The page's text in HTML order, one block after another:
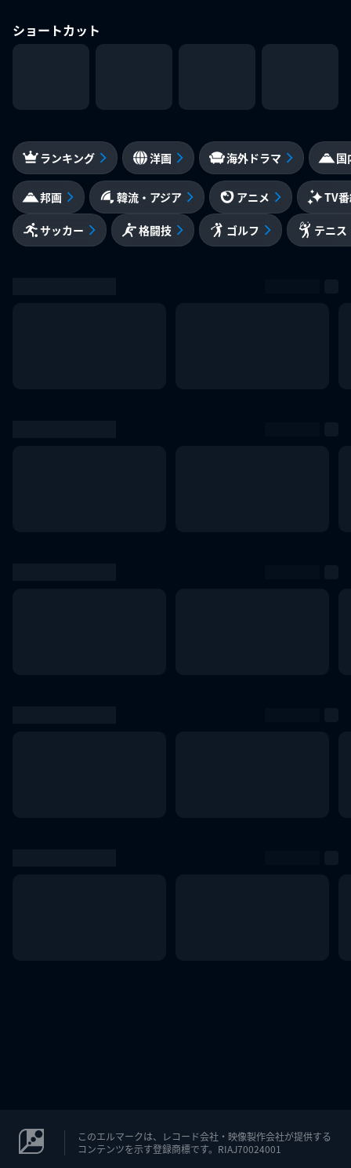
ショートカット
ランキング 洋画 海外ドラマ 国
邦画 韓流・アジア アニメ TV
サッカー 格闘技 ゴルフ テニス
このエルマークは、レコード会社・映像製作会社が提供する
コンテンツを示す登録商標です。RIAJ70024001